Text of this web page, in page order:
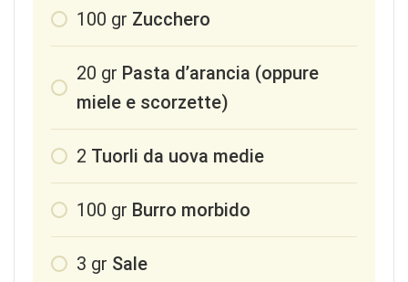
100 gr Zucchero
20 gr Pasta d’arancia (oppure
miele e scorzette)
2 Tuorli da uova medie
100 gr Burro morbido
3 gr Sale